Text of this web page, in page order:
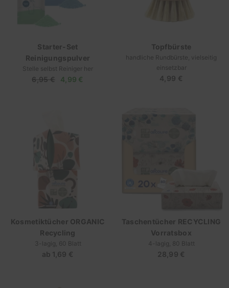
Starter-Set
Reinigungspulver
Stelle selbst Reiniger her
Regulärer
6,95 € Verkaufspreis
4,99 €
Topfbürste
handliche Rundbürste, vielseitig
einsetzbar
Regulärer
4,99 €
Kosmetiktücher ORGANIC
Recycling
3-lagig, 60 Blatt
ab
Regulärer
1,69 €
Taschentücher RECYCLING
Vorratsbox
4-lagig, 80 Blatt
Regulärer
28,99 €